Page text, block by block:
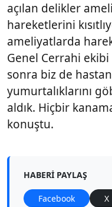
açılan delikler
hareketlerini
ameliyatlarda
Genel Cerrahi ekibi
sonra biz de
yumurtalıklarını
aldık. Hiçbir
konuştu.
HABERI PAYLAŞ
Facebook X